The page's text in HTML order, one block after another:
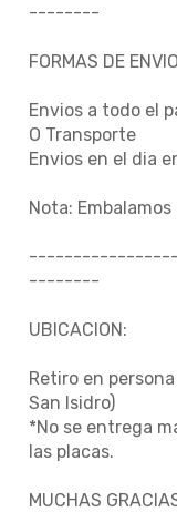
--------
FORMAS DE
Envios a todo el
O Transporte
Envios en el dia
Nota:
--------
UBICACION:
Retiro en
San Isidro)
*No se entrega
las placas.
MUCHAS